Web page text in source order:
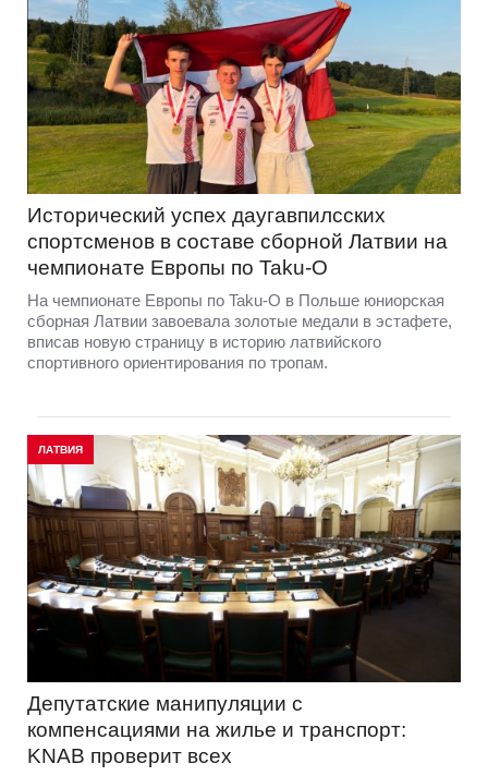
Исторический успех даугавпилсских
спортсменов в составе сборной Латвии на
чемпионате Европы по Taku-O
На чемпионате Европы по Taku-O в Польше юниорская
сборная Латвии завоевала золотые медали в эстафете,
вписав новую страницу в историю латвийского
спортивного ориентирования по тропам.
ЛАТВИЯ
Депутатские манипуляции с
компенсациями на жилье и транспорт:
KNAB проверит всех